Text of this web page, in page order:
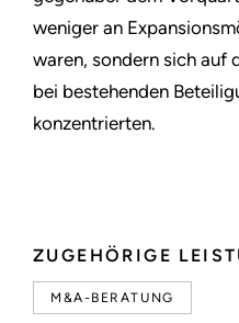
ZUGEHÖRIGE
M&A-BERATUNG
weniger an
waren, sondern sich auf
bei bestehenden
konzentrierten.